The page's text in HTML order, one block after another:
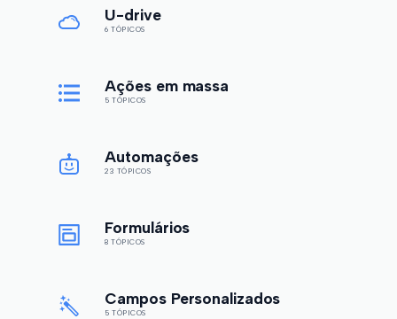
U-drive
6 TÓPICOS
Ações em massa
5 TÓPICOS
Automações
23 TÓPICOS
Formulários
8 TÓPICOS
Campos Personalizados
5 TÓPICOS